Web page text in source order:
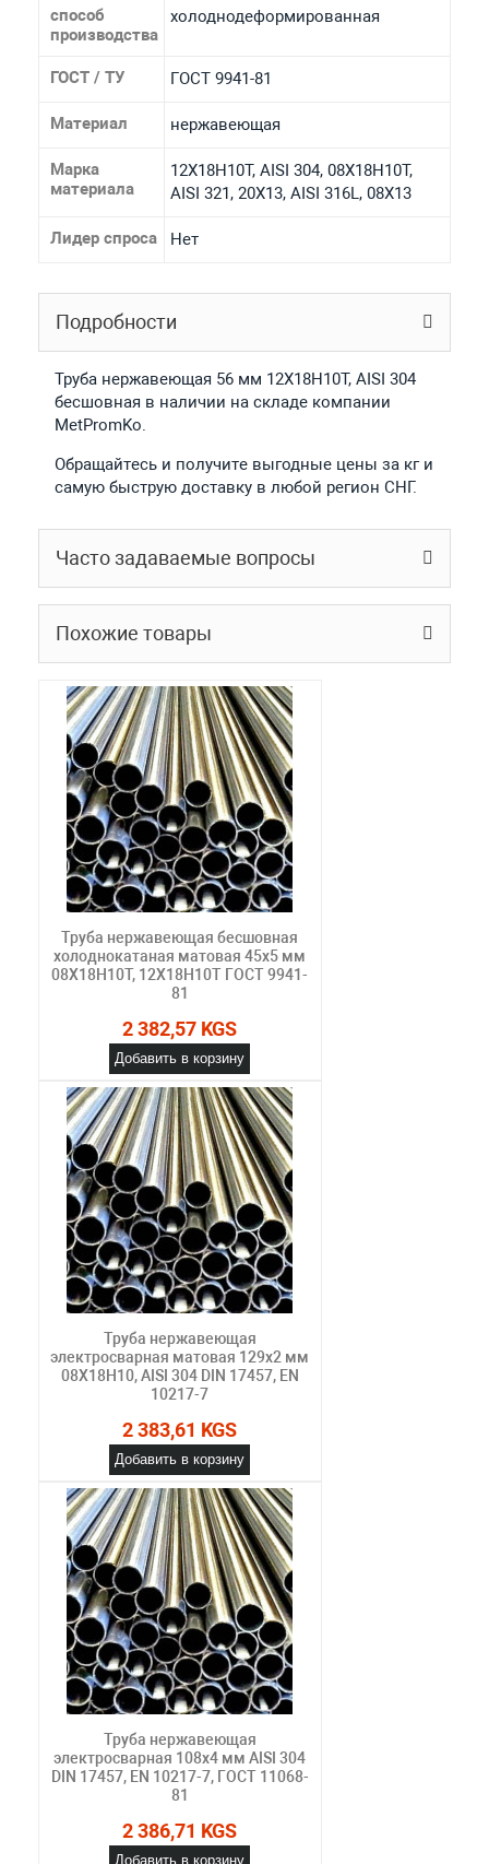
способ
производства
холоднодеформированная
ГОСТ / ТУ ГОСТ 9941-81
Материал нержавеющая
Марка
материала
12Х18Н10Т, AISI 304, 08Х18Н10Т,
AISI 321, 20Х13, AISI 316L, 08Х13
Лидер спроса Нет
Подробности
Труба нержавеющая 56 мм 12Х18Н10Т, AISI 304
бесшовная в наличии на складе компании
MetPromKo.
Обращайтесь и получите выгодные цены за кг и
самую быструю доставку в любой регион СНГ.
Часто задаваемые вопросы
Похожие товары
Труба нержавеющая бесшовная
холоднокатаная матовая 45х5 мм
08Х18Н10Т, 12Х18Н10Т ГОСТ 9941-
81
2 382,57 KGS
Добавить в корзину
Труба нержавеющая
электросварная матовая 129х2 мм
08Х18Н10, AISI 304 DIN 17457, EN
10217-7
2 383,61 KGS
Добавить в корзину
Труба нержавеющая
электросварная 108х4 мм AISI 304
DIN 17457, EN 10217-7, ГОСТ 11068-
81
2 386,71 KGS
Добавить в корзину